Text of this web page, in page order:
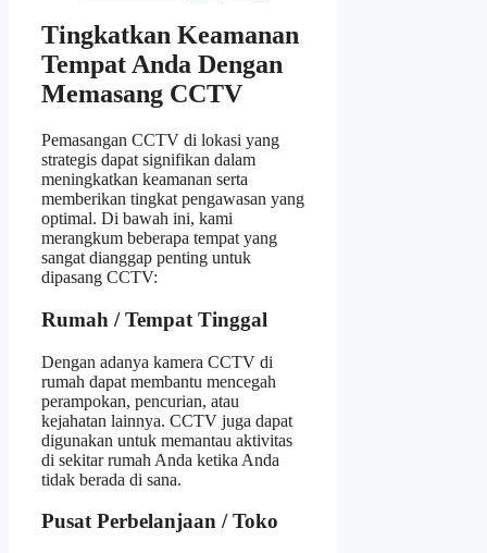
Tingkatkan Keamanan
Tempat Anda Dengan
Memasang CCTV
Pemasangan CCTV di lokasi yang
strategis dapat signifikan dalam
meningkatkan keamanan serta
memberikan tingkat pengawasan yang
optimal. Di bawah ini, kami
merangkum beberapa tempat yang
sangat dianggap penting untuk
dipasang CCTV:
Rumah / Tempat Tinggal
Dengan adanya kamera CCTV di
rumah dapat membantu mencegah
perampokan, pencurian, atau
kejahatan lainnya. CCTV juga dapat
digunakan untuk memantau aktivitas
di sekitar rumah Anda ketika Anda
tidak berada di sana.
Pusat Perbelanjaan / Toko